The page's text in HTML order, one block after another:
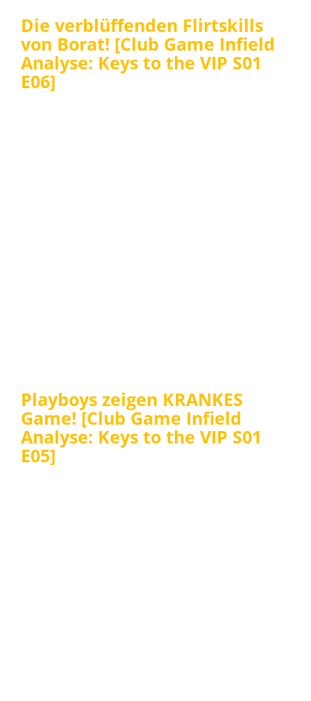
Die verblüffenden Flirtskills
von Borat! [Club Game Infield
Analyse: Keys to the VIP S01
E06]
Playboys zeigen KRANKES
Game! [Club Game Infield
Analyse: Keys to the VIP S01
E05]